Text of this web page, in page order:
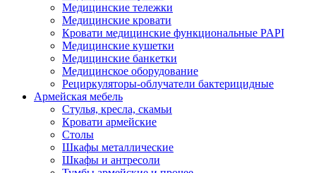
Медицинские тележки
Медицинские кровати
Кровати медицинские функциональные PAPI
Медицинские кушетки
Медицинские банкетки
Медицинское оборудование
Рециркуляторы-облучатели бактерицидные
Армейская мебель
Стулья, кресла, скамьи
Кровати армейские
Столы
Шкафы металлические
Шкафы и антресоли